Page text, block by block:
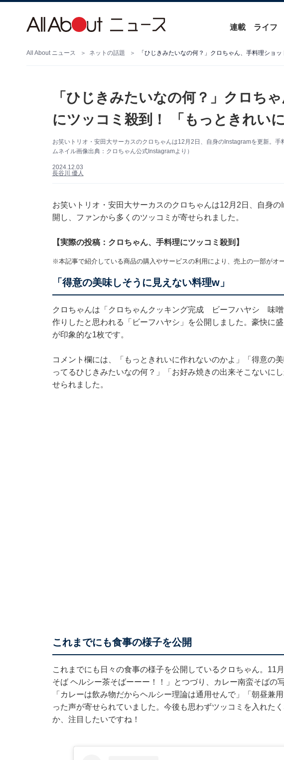
連載 ライフ
All About ニュース ネットの話題
「ひじきみたいなの何？」クロち
にツッコミ殺到！ 「もっときれい
お笑いトリオ・安田大サーカスのクロちゃんは12月2日、自身のInstagramを更新。
ムネイル画像出典：クロちゃん公式Instagramより）
2024.12.03
長谷川 優人
お笑いトリオ・安田大サーカスのクロちゃんは12月2日、自身
開し、ファンから多くのツッコミが寄せられました。
【実際の投稿：クロちゃん、手料理にツッコミ殺到】
※本記事で紹介している商品の購入やサービスの利用により、売上の一部がオ
「得意の美味しそうに見えない料理w」
クロちゃんは「クロちゃんクッキング完成 ビーフハヤシ 味
作りしたと思われる「ビーフハヤシ」を公開しました。豪快に
が印象的な1枚です。
コメント欄には、「もっときれいに作れないのかよ」「得意の
ってるひじきみたいなの何？」「お好み焼きの出来そこないに
せられました。
これまでにも食事の様子を公開
これまでにも日々の食事の様子を公開しているクロちゃん。
そば ヘルシー茶そばーーー！！」とつづり、カレー南蛮そばの
「カレーは飲み物だからヘルシー理論は通用せんで」「朝昼兼
った声が寄せられていました。今後も思わずツッコミを入れた
か、注目したいですね！